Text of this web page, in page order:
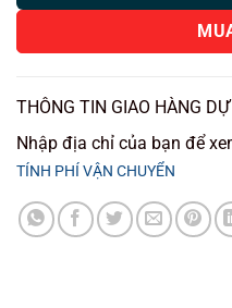
THÔNG TIN GIAO HÀNG DỰ
Nhập địa chỉ của bạn để
TÍNH PHÍ VẬN CHUYỂN